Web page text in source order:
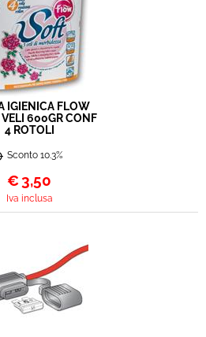
IGIENICA FLOW
600GR CONF
4 ROTOLI
Sconto 10.3%
€ 3,50
Iva inclusa